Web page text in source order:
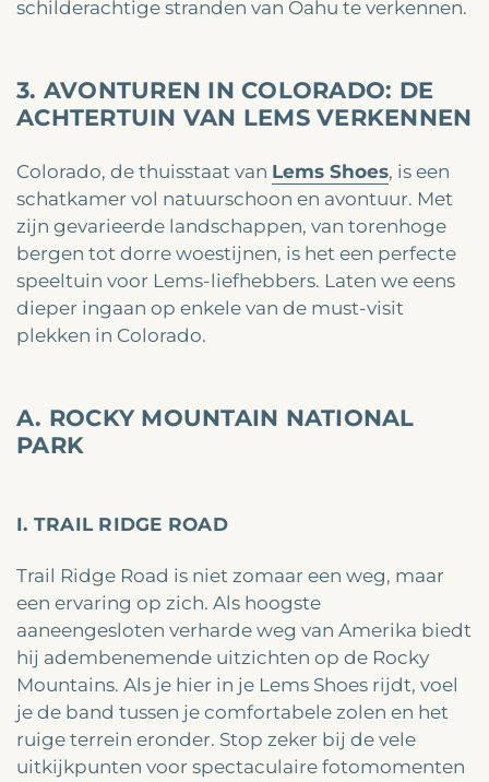
schilderachtige stranden van Oahu te verkennen.
3. AVONTUREN IN COLORADO: DE
ACHTERTUIN VAN LEMS VERKENNEN
Colorado, de thuisstaat van Lems Shoes, is een
schatkamer vol natuurschoon en avontuur. Met
zijn gevarieerde landschappen, van torenhoge
bergen tot dorre woestijnen, is het een perfecte
speeltuin voor Lems-liefhebbers. Laten we eens
dieper ingaan op enkele van de must-visit
plekken in Colorado.
A. ROCKY MOUNTAIN NATIONAL
PARK
I. TRAIL RIDGE ROAD
Trail Ridge Road is niet zomaar een weg, maar
een ervaring op zich. Als hoogste
aaneengesloten verharde weg van Amerika biedt
hij adembenemende uitzichten op de Rocky
Mountains. Als je hier in je Lems Shoes rijdt, voel
je de band tussen je comfortabele zolen en het
ruige terrein eronder. Stop zeker bij de vele
uitkijkpunten voor spectaculaire fotomomenten